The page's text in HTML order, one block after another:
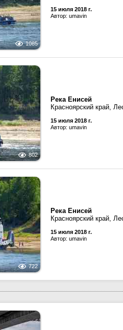
1085
15 июля 2018 г.
Автор: umavin
802
Река Енисей
Красноярский край,
15 июля 2018 г.
Автор: umavin
722
Река Енисей
Красноярский край,
15 июля 2018 г.
Автор: umavin